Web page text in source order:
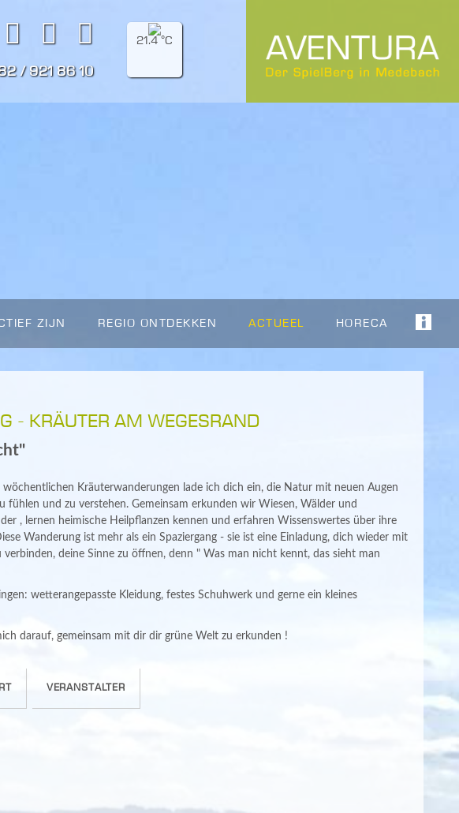
/ 921 86 10
21.4 °C
ZIJN REGIO ONTDEKKEN ACTUEEL HORECA
- KRÄUTER AM WEGESRAND
wöchentlichen Kräuterwanderungen lade ich dich ein, die Natur mit neuen Augen
fühlen und zu verstehen. Gemeinsam erkunden wir Wiesen, Wälder und
, lernen heimische Heilpflanzen kennen und erfahren Wissenswertes über ihre
Wanderung ist mehr als ein Spaziergang - sie ist eine Einladung, dich wieder mit
verbinden, deine Sinne zu öffnen, denn " Was man nicht kennt, das sieht man
wetterangepasste Kleidung, festes Schuhwerk und gerne ein kleines
darauf, gemeinsam mit dir dir grüne Welt zu erkunden !
VERANSTALTER